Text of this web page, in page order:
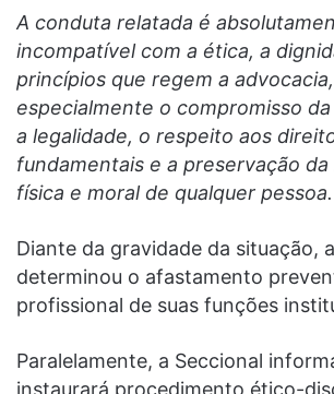
A conduta relatada é
incompatível com a ética, a
princípios que regem a advocacia,
especialmente o compromisso
a legalidade, o respeito aos
fundamentais e a preservação
física e moral de qualquer pessoa.
Diante da gravidade da situação,
determinou o afastamento
profissional de suas funções
Paralelamente, a Seccional